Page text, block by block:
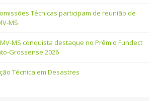
Técnicas participam de reunião de
MS
MS conquista destaque no Prêmio Fundect
Grossense 2026
Técnica em Desastres